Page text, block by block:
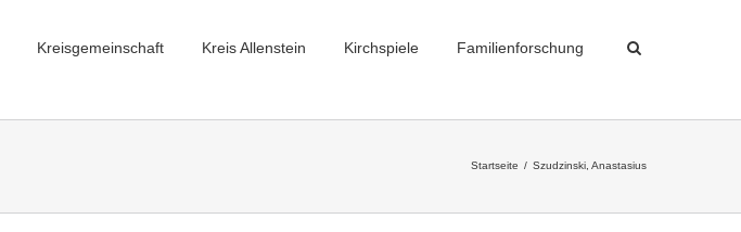
Kreisgemeinschaft Kreis Allenstein Kirchspiele Familienforschung
Startseite Szudzinski, Anastasius